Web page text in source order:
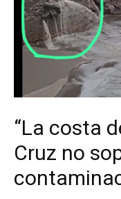
“La costa
Cruz no